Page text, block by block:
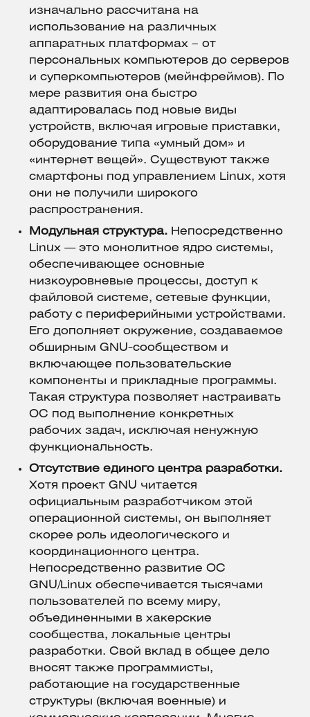
изначально рассчитана на
использование на различных
аппаратных платформах – от
персональных компьютеров до серверов
и суперкомпьютеров (мейнфреймов). По
мере развития она быстро
адаптировалась под новые виды
устройств, включая игровые приставки,
оборудование типа «умный дом» и
«интернет вещей». Существуют также
смартфоны под управлением Linux, хотя
они не получили широкого
распространения.
Модульная структура. Непосредственно
Linux — это монолитное ядро системы,
обеспечивающее основные
низкоуровневые процессы, доступ к
файловой системе, сетевые функции,
работу с периферийными устройствами.
Его дополняет окружение, создаваемое
обширным GNU-сообществом и
включающее пользовательские
компоненты и прикладные программы.
Такая структура позволяет настраивать
ОС под выполнение конкретных
рабочих задач, исключая ненужную
функциональность.
Отсутствие единого центра разработки.
Хотя проект GNU читается
официальным разработчиком этой
операционной системы, он выполняет
скорее роль идеологического и
координационного центра.
Непосредственно развитие ОС
GNU/Linux обеспечивается тысячами
пользователей по всему миру,
объединенными в хакерские
сообщества, локальные центры
разработки. Свой вклад в общее дело
вносят также программисты,
работающие на государственные
структуры (включая военные) и